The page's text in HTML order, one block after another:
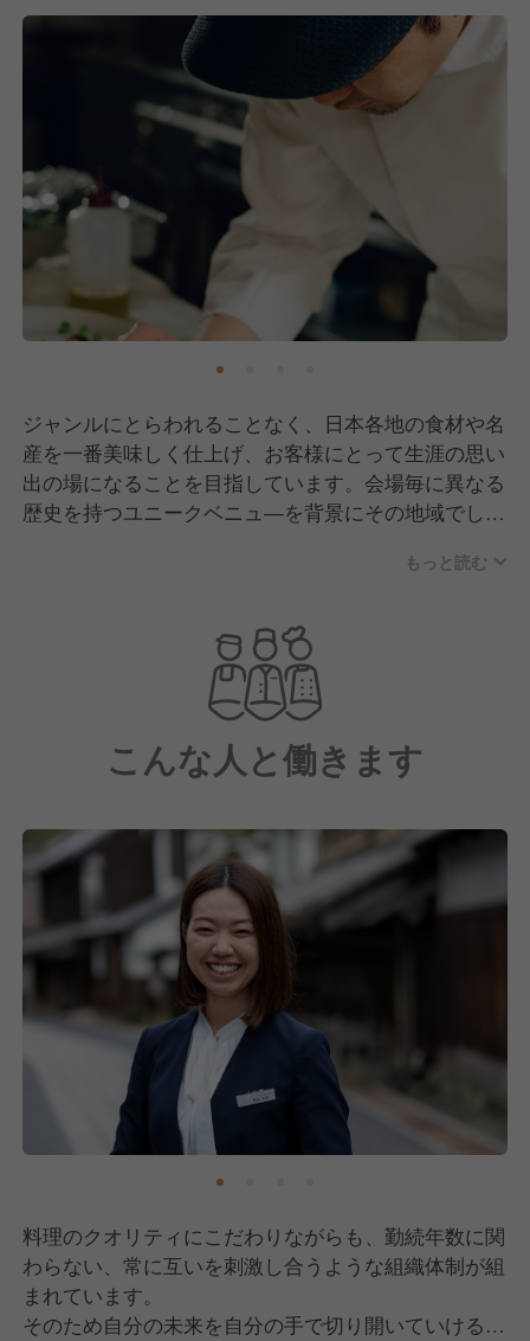
ジャンルにとらわれることなく、日本各地の食材や名
産を一番美味しく仕上げ、お客様にとって生涯の思い
出の場になることを目指しています。会場毎に異なる
歴史を持つユニークベニュ―を背景にその地域でしか
もっと読む
こんな人と働きます
料理のクオリティにこだわりながらも、勤続年数に関
わらない、常に互いを刺激し合うような組織体制が組
まれています。
そのため自分の未来を自分の手で切り開いていける、